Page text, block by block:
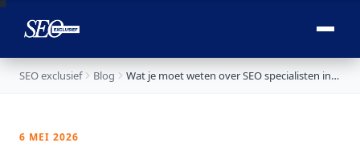
SEO exclusief Blog Wat je moet weten over SEO specialisten in Amsterdam
6 MEI 2026